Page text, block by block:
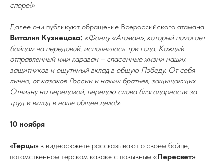
споре!»
Далее они публикуют обращение Всероссийского атамана
Виталия Кузнецова: «Фонду «Атаман», который помогает
бойцам на передовой, исполнилось три года. Каждый
отправленный ими караван – спасенные жизни наших
защитников и ощутимый вклад в общую Победу. От себя
лично, от казаков России и наших братьев, защищающих
Отчизну на передовой, передаю слова благодарности за
труд и вклад в наше общее дело!»
10 ноября
«Терцы» в видеосюжете рассказывают о своем бойце,
потомственном терском казаке с позывным «Пересвет».